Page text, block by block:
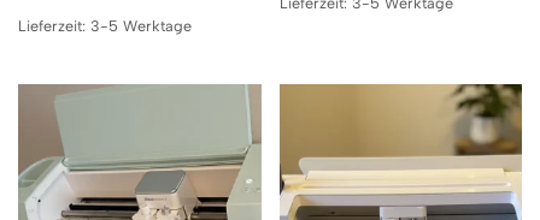
Lieferzeit: 3-5 Werktage